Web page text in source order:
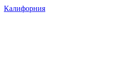
Калифорния